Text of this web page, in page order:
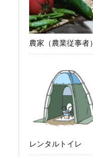
農家（農業従事者）
レンタルトイレ